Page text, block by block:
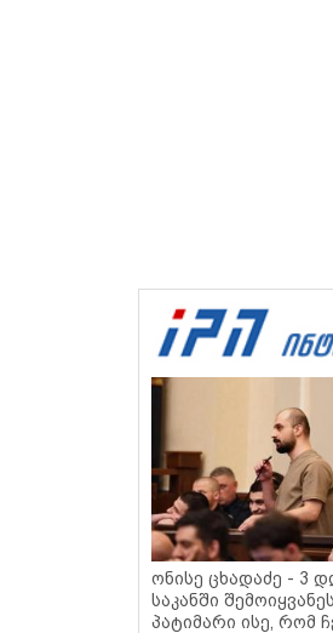
ონისე ცხადაძე - 3
საკანში
პატიმარი ისე, რომ